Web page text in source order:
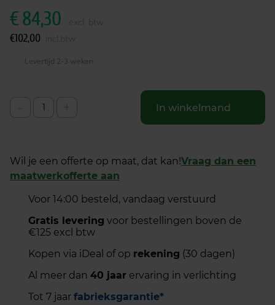
€84,30
€102,00
Levertijd 2-3 weken
In winkelmand
Wil je een offerte op maat, dat kan!Vraag dan een
maatwerkofferte aan
Voor 14:00 besteld, vandaag verstuurd
Gratis levering voor bestellingen boven de
€125 excl btw
Kopen via iDeal of op rekening (30 dagen)
Al meer dan 40 jaar ervaring in verlichting
Tot 7 jaar fabrieksgarantie*